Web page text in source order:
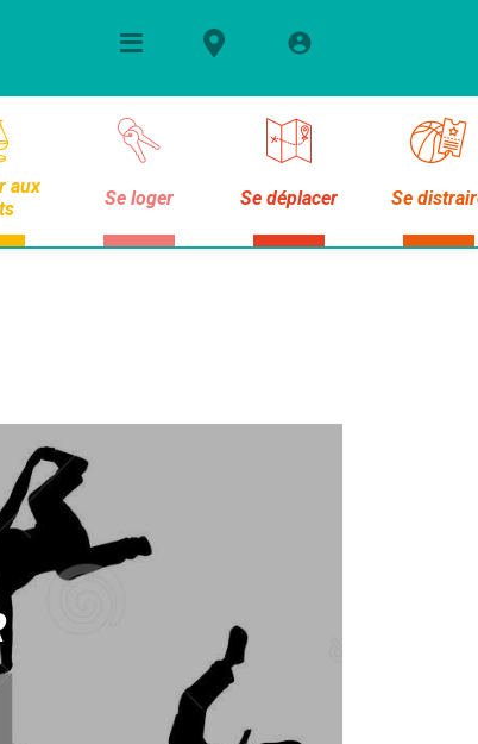
aux
Se loger Se déplacer Se